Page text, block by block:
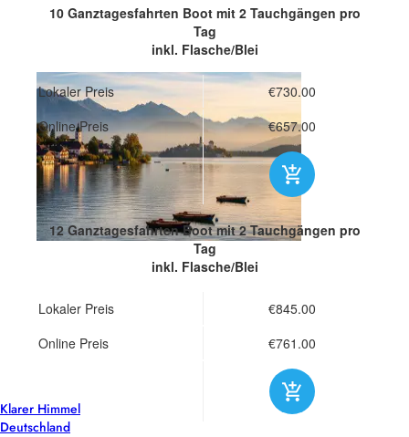
18°
Klarer Himmel
Deutschland
10 Ganztagesfahrten Boot mit 2 Tauchgängen pro
Tag
inkl. Flasche/Blei
Lokaler Preis
€730.00
Online Preis
€657.00
12 Ganztagesfahrten Boot mit 2 Tauchgängen pro
Tag
inkl. Flasche/Blei
Lokaler Preis
€845.00
Online Preis
€761.00